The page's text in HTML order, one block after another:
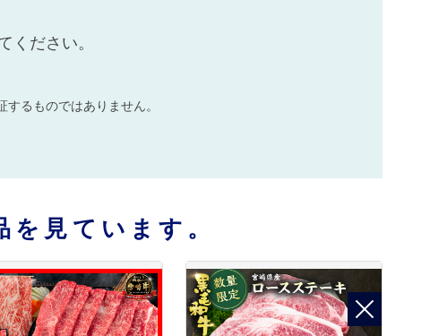
ください。
るものではありません。
見ています。